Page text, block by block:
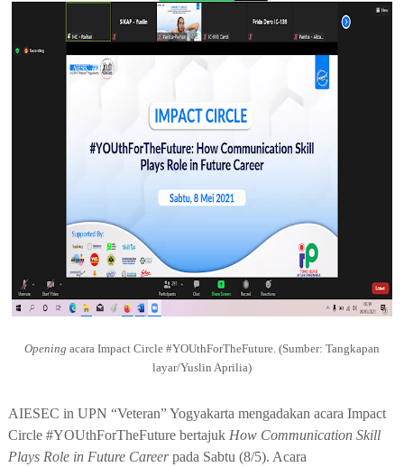
Opening acara Impact Circle #YOUthForTheFuture. (Sumber: Tangkapan
layar/Yuslin Aprilia)
AIESEC in UPN “Veteran” Yogyakarta mengadakan acara Impact
Circle #YOUthForTheFuture bertajuk How Communication Skill
Plays Role in Future Careerpada Sabtu (8/5). Acara